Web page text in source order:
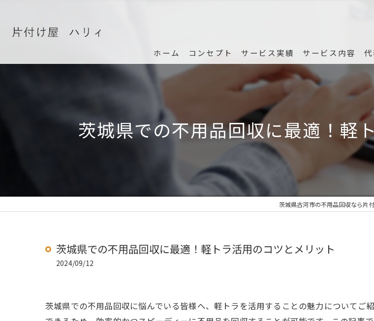
ホーム コンセプト サービス実績 サービス内容
茨城県での不用品回収に最適！軽
茨城県古河市の不用品回収なら片
茨城県での不用品回収に最適！軽トラ活用のコツとメリット
2024/09/12
茨城県での不用品回収に悩んでいる皆様へ、軽トラを活用することの魅力についてご